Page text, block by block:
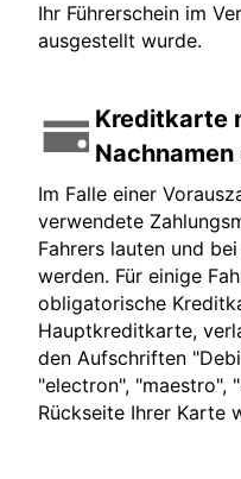
Ihr Führerschein im
ausgestellt wurde.
Kreditkarte
Im Falle einer
verwendete
Fahrers lauten und
werden. Für einige
obligatorische
Hauptkreditkarte,
den Aufschriften
"electron", "maestro",
Rückseite Ihrer Karte